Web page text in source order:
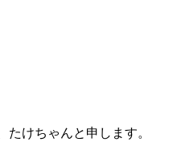
けちゃんと申します。